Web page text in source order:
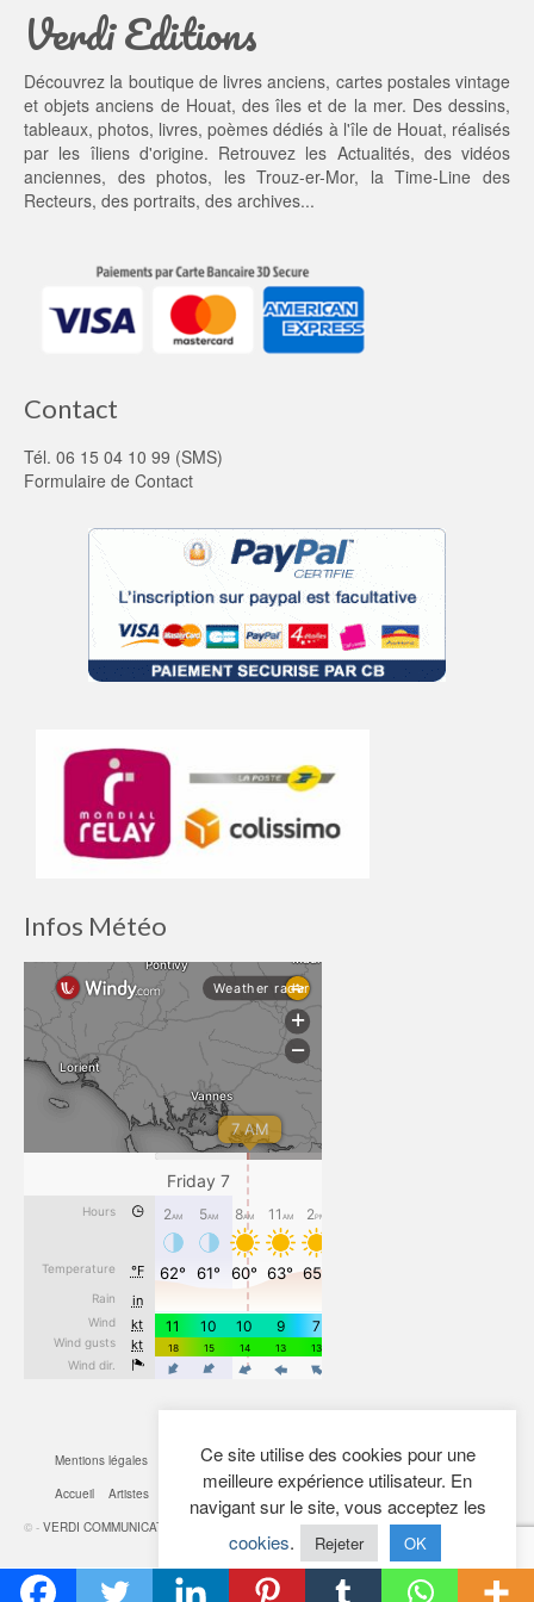
t :
5,
0
0 €.
Verdi Editions
Découvrez la boutique de livres anciens, cartes postales vintage
et objets anciens de Houat, des îles et de la mer. Des dessins,
tableaux, photos, livres, poèmes dédiés à l'île de Houat, réalisés
par les îliens d'origine. Retrouvez les Actualités, des vidéos
anciennes, desphotos, lesTrouz-er-Mor, laTime-Line des
Recteurs, des portraits, des archives...
Contact
Tél. 06 15 04 10 99 (SMS)
Formulaire de Contact
Infos Météo
Mentions légales Cookies Confidentialité Plan du site
Contact
Accueil
Artistes Actualités Boutique
Mon Compte
© - VERDI COMMUNICATION
Ce site utilise des cookies pour une
meilleure expérience utilisateur. En
navigant sur le site, vous acceptez les
cookies. Rejeter OK